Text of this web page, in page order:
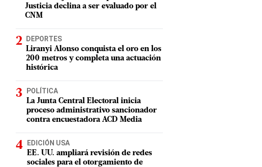
Justicia declina a ser evaluado por el
CNM
DEPORTES
Liranyi Alonso conquista el oro en los
200 metros y completa una actuación
histórica
POLÍTICA
La Junta Central Electoral inicia
proceso administrativo sancionador
contra encuestadora ACD Media
EDICIÓN USA
EE. UU. ampliará revisión de redes
sociales para el otorgamiento de